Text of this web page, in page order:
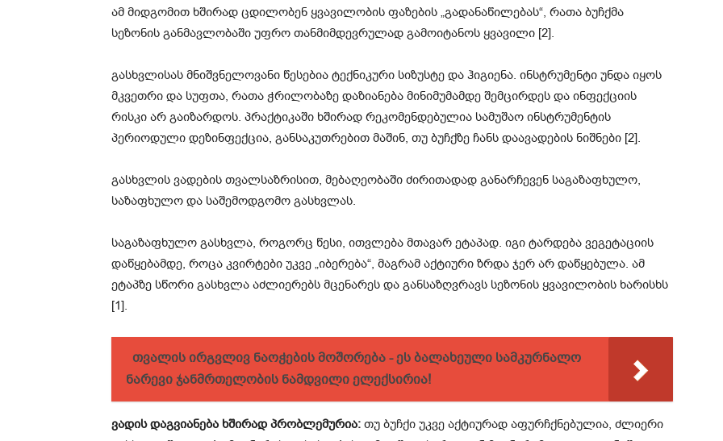
ამ მიდგომით ხშირად ცდილობენ ყვავილობის ფაზების „გადანაწილებას“, რათა ბუჩქმა
სეზონის განმავლობაში უფრო თანმიმდევრულად გამოიტანოს ყვავილი [2].
გასხვლისას მნიშვნელოვანი წესებია ტექნიკური სიზუსტე და ჰიგიენა. ინსტრუმენტი უნდა იყოს
მკვეთრი და სუფთა, რათა ჭრილობაზე დაზიანება მინიმუმამდე შემცირდეს და ინფექციის
რისკი არ გაიზარდოს. პრაქტიკაში ხშირად რეკომენდებულია სამუშაო ინსტრუმენტის
პერიოდული დეზინფექცია, განსაკუთრებით მაშინ, თუ ბუჩქზე ჩანს დაავადების ნიშნები [2].
გასხვლის ვადების თვალსაზრისით, მებაღეობაში ძირითადად განარჩევენ საგაზაფხულო,
საზაფხულო და საშემოდგომო გასხვლას.
საგაზაფხულო გასხვლა, როგორც წესი, ითვლება მთავარ ეტაპად. იგი ტარდება ვეგეტაციის
დაწყებამდე, როცა კვირტები უკვე „იბერება“, მაგრამ აქტიური ზრდა ჯერ არ დაწყებულა. ამ
ეტაპზე სწორი გასხვლა აძლიერებს მცენარეს და განსაზღვრავს სეზონის ყვავილობის ხარისხს
[1].
თვალის ირგვლივ ნაოჭების მოშორება - ეს ბალახეული სამკურნალო
ნარევი ჯანმრთელობის ნამდვილი ელექსირია!
ვადის დაგვიანება ხშირად პრობლემურია: თუ ბუჩქი უკვე აქტიურად აფურჩქნებულია, ძლიერი